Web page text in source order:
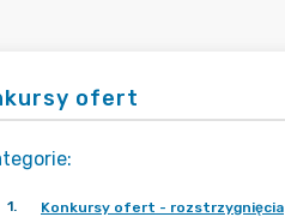
ofert
:
1. Konkursy ofert - rozstrzygnięcia